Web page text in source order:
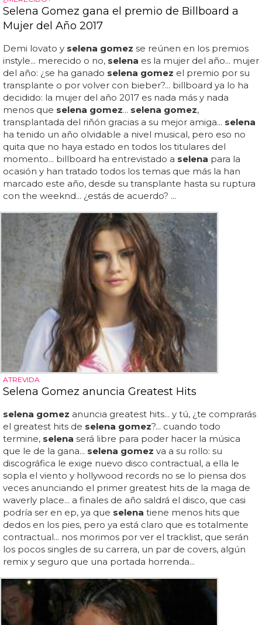
Selena Gomez gana el premio de Billboard a
Mujer del Año 2017
Demi lovato y selena gomez se reúnen en los premios
instyle... merecido o no, selena es la mujer del año... mujer
del año: ¿se ha ganado selena gomez el premio por su
transplante o por volver con bieber?... billboard ya lo ha
decidido: la mujer del año 2017 es nada más y nada
menos que selena gomez... selena gomez,
transplantada del riñón gracias a su mejor amiga... selena
ha tenido un año olvidable a nivel musical, pero eso no
quita que no haya estado en todos los titulares del
momento... billboard ha entrevistado a selena para la
ocasión y han tratado todos los temas que más la han
marcado este año, desde su transplante hasta su ruptura
con the weeknd... ¿estás de acuerdo? ...
ATREVIDA
Selena Gomez anuncia Greatest Hits
selena gomez anuncia greatest hits... y tú, ¿te comprarás
el greatest hits de selena gomez?... cuando todo
termine, selena será libre para poder hacer la música
que le de la gana... selena gomez va a su rollo: su
discográfica le exige nuevo disco contractual, a ella le
sopla el viento y hollywood records no se lo piensa dos
veces anunciando el primer greatest hits de la maga de
waverly place... a finales de año saldrá el disco, que casi
podría ser en ep, ya que selena tiene menos hits que
dedos en los pies, pero ya está claro que es totalmente
contractual... nos morimos por ver el tracklist, que serán
los pocos singles de su carrera, un par de covers, algún
remix y seguro que una portada horrenda...